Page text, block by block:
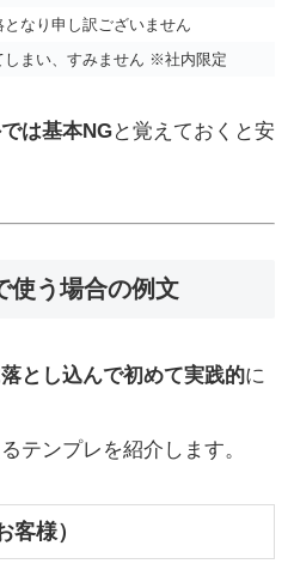
となり申し訳ございません
しまい、すみません ※社内限定
は基本NGと覚えておくと安
使う場合の例文
とし込んで初めて実践的に
テンプレを紹介します。
様）